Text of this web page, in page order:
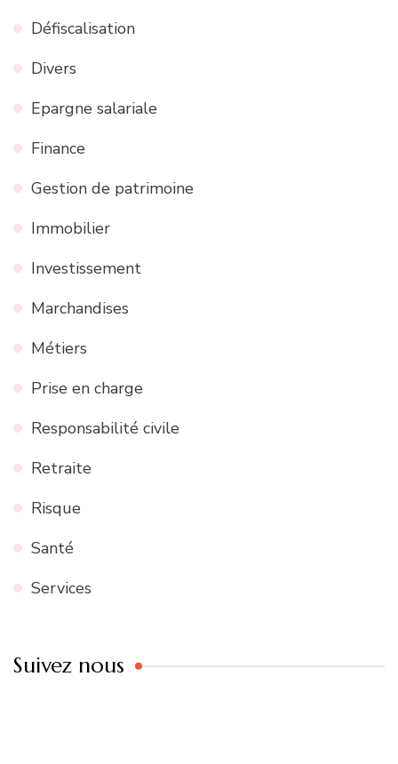
Défiscalisation
Divers
Epargne salariale
Finance
Gestion de patrimoine
Immobilier
Investissement
Marchandises
Métiers
Prise en charge
Responsabilité civile
Retraite
Risque
Santé
Services
Suivez nous